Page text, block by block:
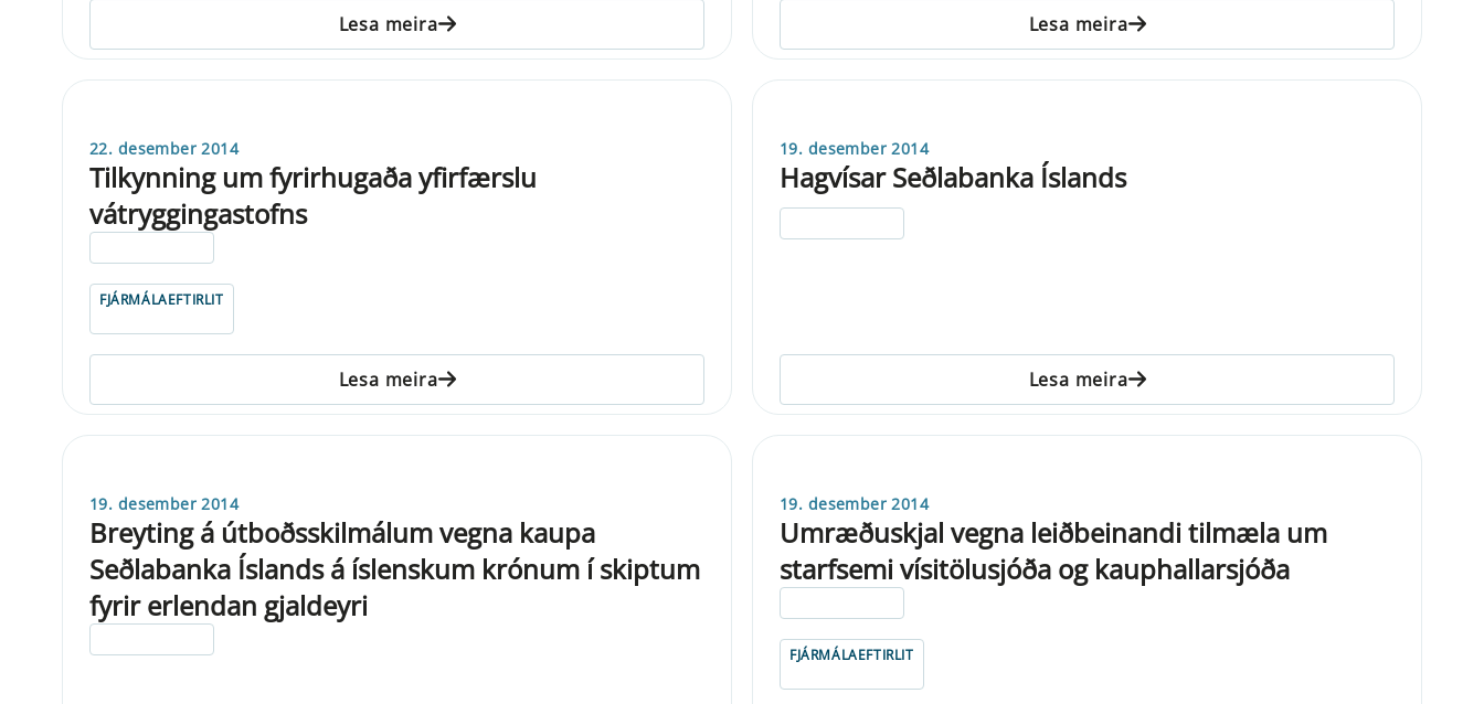
Lesa meira Lesa meira
22. desember 2014
Tilkynning um fyrirhugaða yfirfærslu
vátryggingastofns
FJÁRMÁLAEFTIRLIT
Lesa meira
19. desember 2014
Hagvísar Seðlabanka Íslands
Lesa meira
19. desember 2014
Breyting á útboðsskilmálum vegna kaupa
Seðlabanka Íslands á íslenskum krónum í skiptum
fyrir erlendan gjaldeyri
19. desember 2014
Umræðuskjal vegna leiðbeinandi tilmæla um
starfsemi vísitölusjóða og kauphallarsjóða
FJÁRMÁLAEFTIRLIT